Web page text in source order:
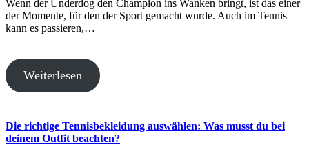
Wenn der Underdog den Champion ins Wanken bringt, ist das einer
der Momente, für den der Sport gemacht wurde. Auch im Tennis
kann es passieren,…
Weiterlesen
Die richtige Tennisbekleidung auswählen: Was musst du bei
deinem Outfit beachten?